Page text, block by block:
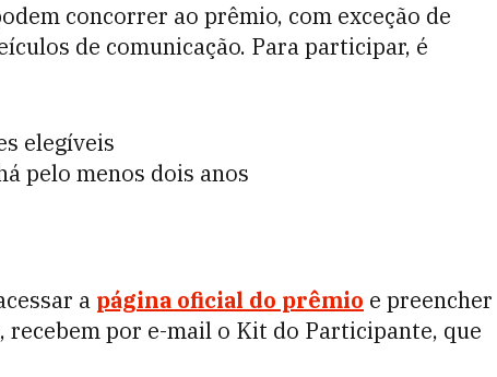
concorrer ao prêmio, com exceção de
de comunicação. Para participar, é
elegíveis
pelo menos dois anos
a página oficial do prêmio e preencher
recebem por e-mail o Kit do Participante, que